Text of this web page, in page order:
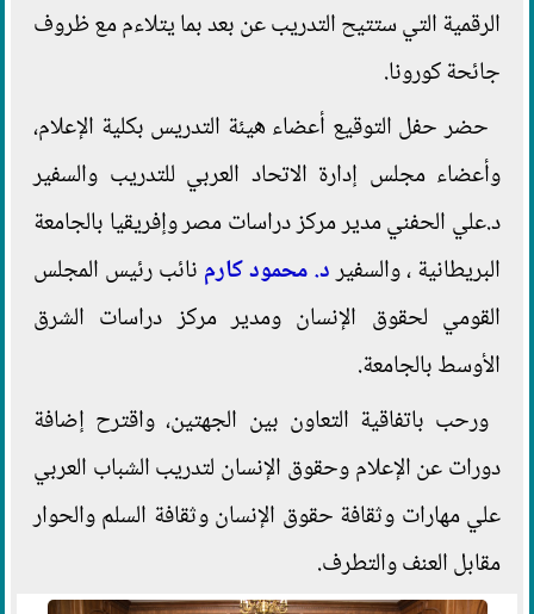
الرقمية التي ستتيح التدريب عن بعد بما يتلاءم مع ظروف
جائحة كورونا.
حضر حفل التوقيع أعضاء هيئة التدريس بكلية الإعلام،
وأعضاء مجلس إدارة الاتحاد العربي للتدريب والسفير
د.علي الحفني مدير مركز دراسات مصر وإفريقيا بالجامعة
البريطانية ، والسفيرد. محمود كارم نائب رئيس المجلس
القومي لحقوق الإنسان ومدير مركز دراسات الشرق
الأوسط بالجامعة.
ورحب باتفاقية التعاون بين الجهتين، واقترح إضافة
دورات عن الإعلام وحقوق الإنسان لتدريب الشباب العربي
علي مهارات وثقافة حقوق الإنسان وثقافة السلم والحوار
مقابل العنف والتطرف.